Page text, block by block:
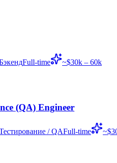
Full-time
~$30k – 60k
(QA) Engineer
/ QAFull-time